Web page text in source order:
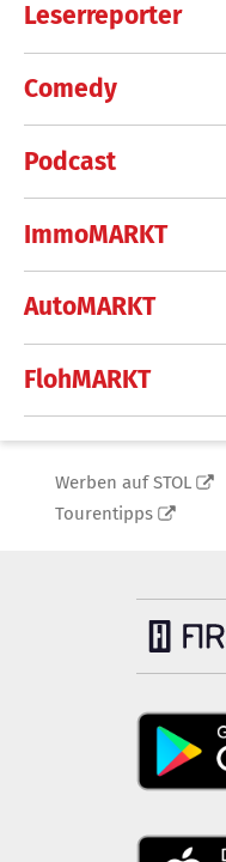
Leserreporter
Comedy
Podcast
ImmoMARKT
AutoMARKT
FlohMARKT
Werben auf STOL
Tourentipps